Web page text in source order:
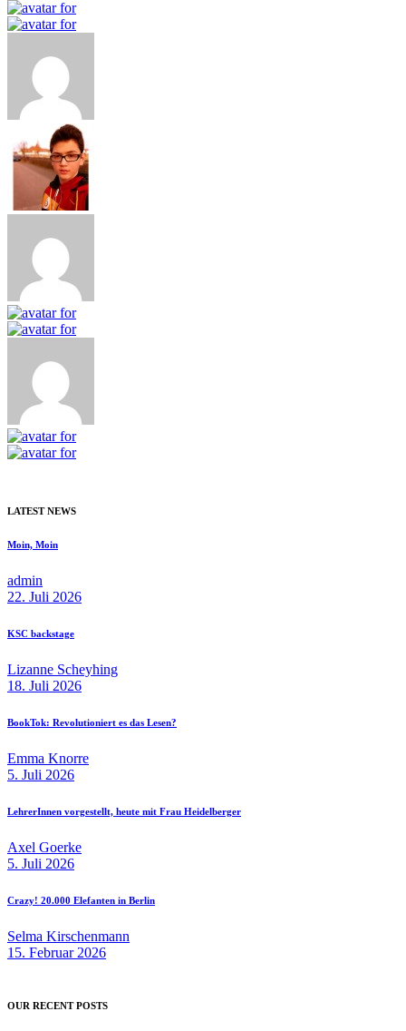
LATEST NEWS
Moin, Moin
admin
22. Juli 2026
KSC backstage
Lizanne Scheyhing
18. Juli 2026
BookTok: Revolutioniert es das Lesen?
Emma Knorre
5. Juli 2026
LehrerInnen vorgestellt, heute mit Frau Heidelberger
Axel Goerke
5. Juli 2026
Crazy! 20.000 Elefanten in Berlin
Selma Kirschenmann
15. Februar 2026
OUR RECENT POSTS